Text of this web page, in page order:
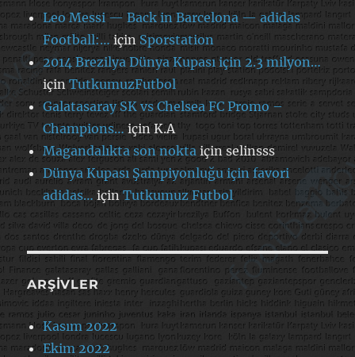
Leo Messi — Back in Barcelona — adidas
Football:…için Sporstation
2014 Brezilya Dünya Kupası için 2.3 milyon…
içinTutkumuzFutbol
Galatasaray SK vs Chelsea FC Promo –
Champions…içinK.A
Magandalıkta son nokta içinselinsss
Dünya Kupası Şampiyonluğu için favori
adidas…içinTutkumuz Futbol
ARŞIVLER
Kasım 2022
Ekim 2022